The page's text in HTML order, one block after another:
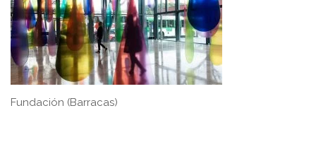
Fundación (Barracas)